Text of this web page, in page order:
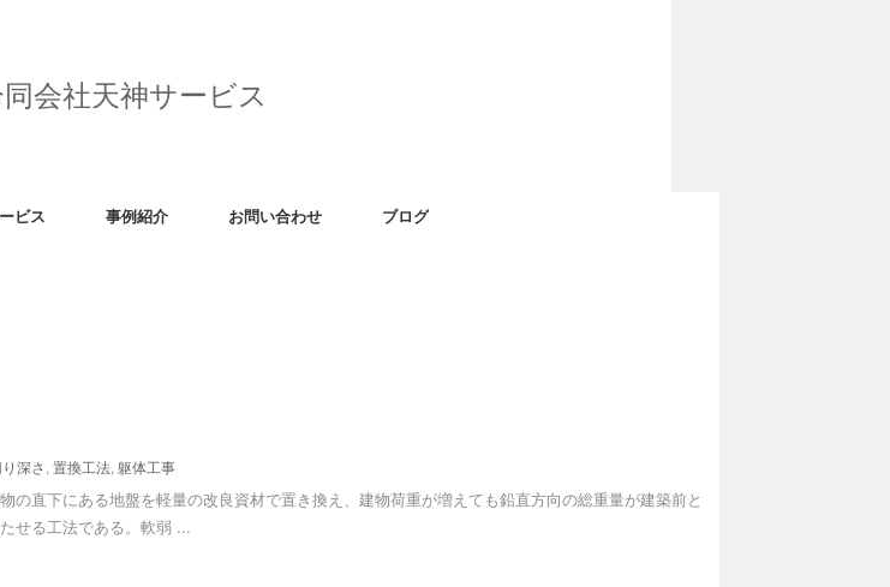
会社天神サービス
ビス 事例紹介 お問い合わせ ブログ
深さ, 置換工法, 躯体工事
の直下にある地盤を軽量の改良資材で置き換え、建物荷重が増えても鉛直方向の総重量が建築前と
せる工法である。軟弱 ...